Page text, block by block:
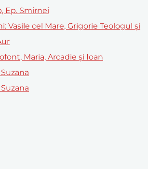
Ep. Smirnei
Vasile cel Mare, Grigorie Teologul și
Maria, Arcadie şi Ioan